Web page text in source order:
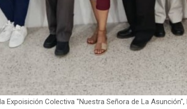
Expoisición Colectiva "Nuestra Señora de La